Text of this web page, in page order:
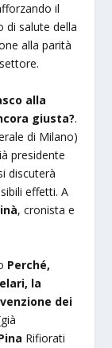
il
di salute della
alla parità
alla
giusta?.
di Milano)
presidente
discuterà
effetti. A
, cronista e
Perché,
la
dei
Rifiorati